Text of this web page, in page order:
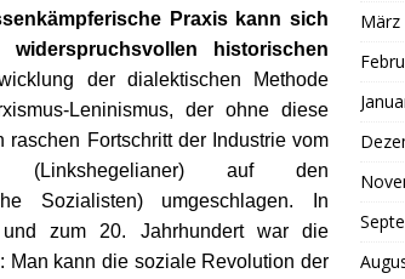
Praxis kann sich
historischen
der dialektischen Methode
Leninismus, der ohne diese
Fortschritt der Industrie vom
(Linkshegelianer) auf den
Sozialisten) umgeschlagen. In
zum 20. Jahrhundert war die
Man kann die soziale Revolution der
März